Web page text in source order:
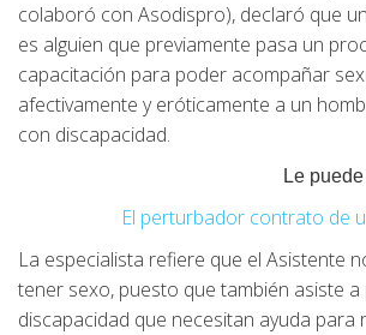
colaboró con Asodispro), declaró que
es alguien que previamente pasa un
capacitación para poder acompañar
afectivamente y eróticamente a un
con discapacidad.
Le
El perturbador contrato de
La especialista refiere que el Asistente
tener sexo, puesto que también asiste
discapacidad que necesitan ayuda para